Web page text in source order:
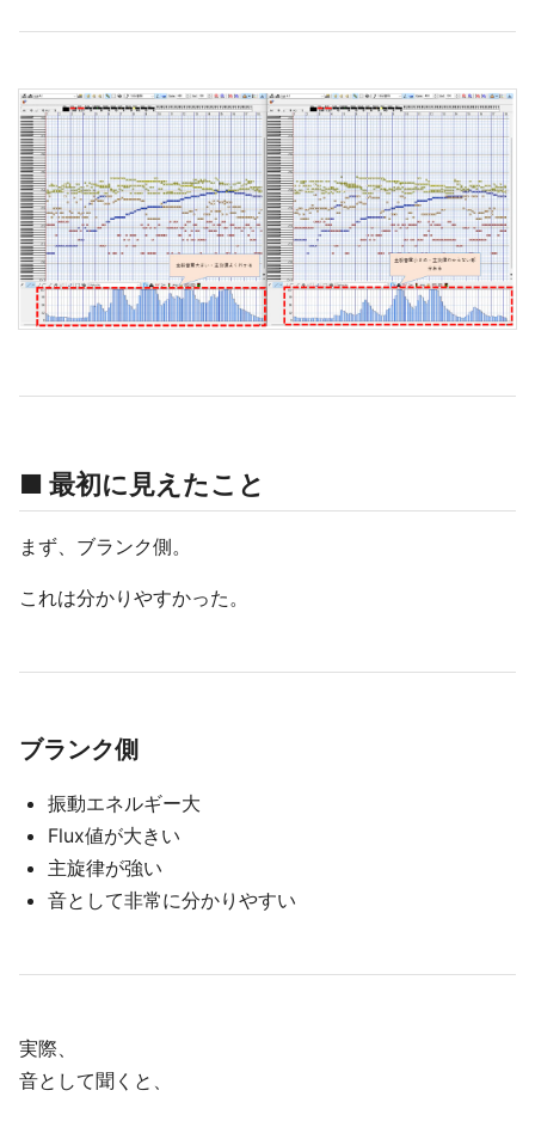
■ 最初に見えたこと
まず、ブランク側。
これは分かりやすかった。
ブランク側
振動エネルギー大
Flux値が大きい
主旋律が強い
音として非常に分かりやすい
実際、
音として聞くと、